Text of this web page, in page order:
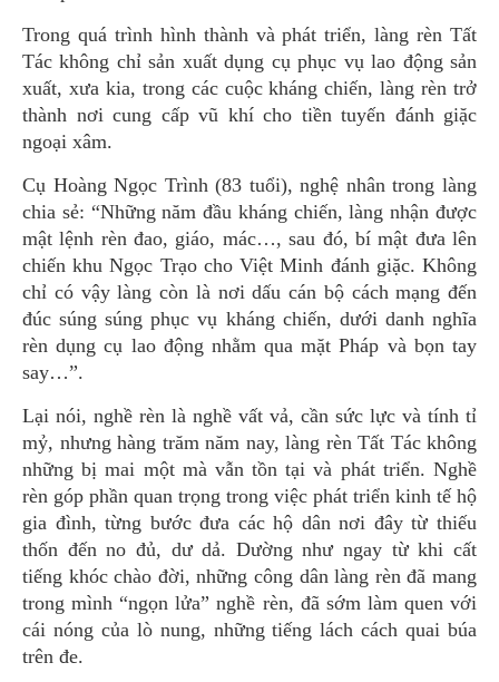
Trong quá trình hình thành và phát triển, làng rèn Tất
Tác không chỉ sản xuất dụng cụ phục vụ lao động sản
xuất, xưa kia, trong các cuộc kháng chiến, làng rèn trở
thành nơi cung cấp vũ khí cho tiền tuyến đánh giặc
ngoại xâm.
Cụ Hoàng Ngọc Trình (83 tuổi), nghệ nhân trong làng
chia sẻ: “Những năm đầu kháng chiến, làng nhận được
mật lệnh rèn đao, giáo, mác…, sau đó, bí mật đưa lên
chiến khu Ngọc Trạo cho Việt Minh đánh giặc. Không
chỉ có vậy làng còn là nơi dấu cán bộ cách mạng đến
đúc súng súng phục vụ kháng chiến, dưới danh nghĩa
rèn dụng cụ lao động nhằm qua mặt Pháp và bọn tay
say…”.
Lại nói, nghề rèn là nghề vất vả, cần sức lực và tính tỉ
mỷ, nhưng hàng trăm năm nay, làng rèn Tất Tác không
những bị mai một mà vẫn tồn tại và phát triển. Nghề
rèn góp phần quan trọng trong việc phát triển kinh tế hộ
gia đình, từng bước đưa các hộ dân nơi đây từ thiếu
thốn đến no đủ, dư dả. Dường như ngay từ khi cất
tiếng khóc chào đời, những công dân làng rèn đã mang
trong mình “ngọn lửa” nghề rèn, đã sớm làm quen với
cái nóng của lò nung, những tiếng lách cách quai búa
trên đe.